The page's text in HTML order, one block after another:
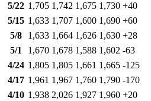
5/22 1,705 1,742 1,675 1,730 +40
5/15 1,633 1,707 1,600 1,690 +60
5/8
1,633 1,664 1,626 1,630 +28
5/1
1,670 1,678 1,588 1,602 -63
4/24 1,805 1,805 1,661 1,665 -125
4/17 1,961 1,967 1,760 1,790 -170
4/10 1,938 2,026 1,927 1,960 +20